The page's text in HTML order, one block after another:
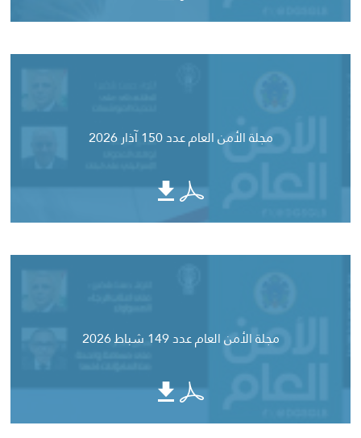
مجلة الأمن العام عدد 150 آذار 2026
مجلة الأمن العام عدد 149 شباط 2026